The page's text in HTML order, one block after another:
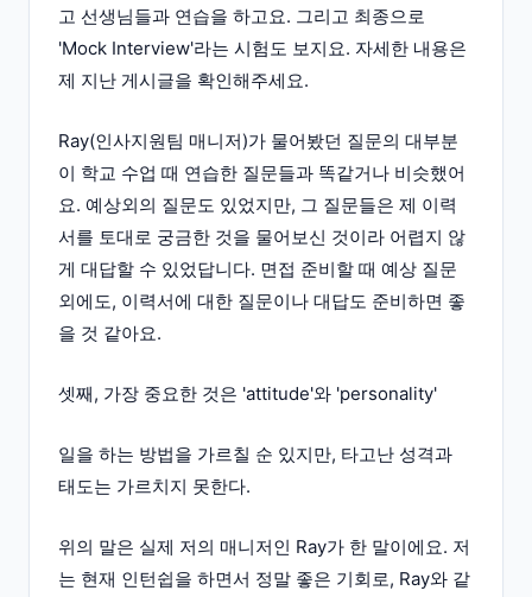
고 선생님들과 연습을 하고요. 그리고 최종으로
'Mock Interview'라는 시험도 보지요. 자세한 내용은
제 지난 게시글을 확인해주세요.
Ray(인사지원팀 매니저)가 물어봤던 질문의 대부분
이 학교 수업 때 연습한 질문들과 똑같거나 비슷했어
요. 예상외의 질문도 있었지만, 그 질문들은 제 이력
서를 토대로 궁금한 것을 물어보신 것이라 어렵지 않
게 대답할 수 있었답니다. 면접 준비할 때 예상 질문
외에도, 이력서에 대한 질문이나 대답도 준비하면 좋
을 것 같아요.
셋째, 가장 중요한 것은 'attitude'와 'personality'
일을 하는 방법을 가르칠 순 있지만, 타고난 성격과
태도는 가르치지 못한다.
위의 말은 실제 저의 매니저인 Ray가 한 말이에요. 저
는 현재 인턴쉽을 하면서 정말 좋은 기회로, Ray와 같